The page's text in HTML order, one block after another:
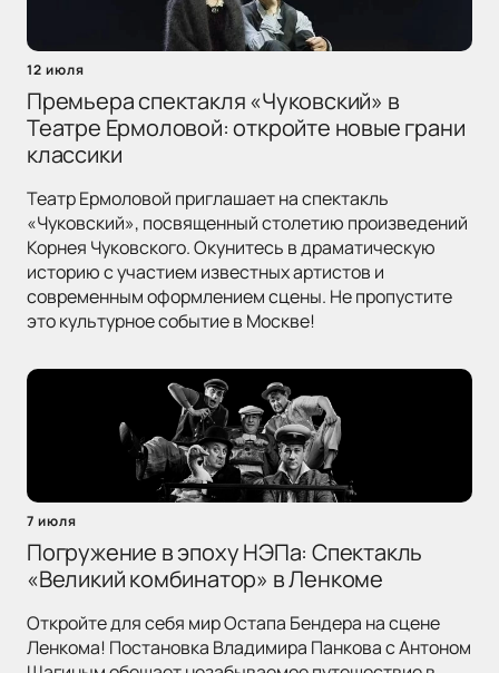
12 июля
Премьера спектакля «Чуковский» в
Театре Ермоловой: откройте новые грани
классики
Театр Ермоловой приглашает на спектакль
«Чуковский», посвященный столетию произведений
Корнея Чуковского. Окунитесь в драматическую
историю с участием известных артистов и
современным оформлением сцены. Не пропустите
это культурное событие в Москве!
7 июля
Погружение в эпоху НЭПа: Спектакль
«Великий комбинатор» в Ленкоме
Откройте для себя мир Остапа Бендера на сцене
Ленкома! Постановка Владимира Панкова с Антоном